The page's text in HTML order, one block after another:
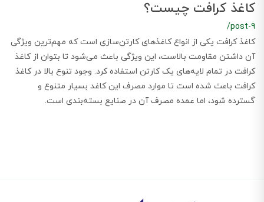
کاغذ کرافت چیست؟
/post-9
کاغذ کرافت یکی از انواع کاغذهای کارتن‌سازی است که مهم‌ترین ویژگی
آن داشتن مقاومت بالاست، این ویژگی باعث می‌شود تا بتوان از کاغذ
کرافت در تمام لایه‌های یک کارتن استفاده کرد. وجود تنوع بالا در کاغذ
کرافت باعث شده است تا موارد مصرف این کاغد بسیار متنوع و
گسترده شود، اما عمده مصرف آن در صنایع بسته‌بندی است.